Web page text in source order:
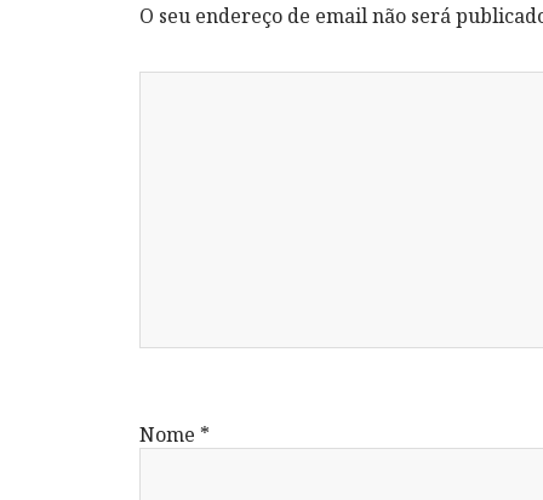
O seu endereço de email não será
Nome *